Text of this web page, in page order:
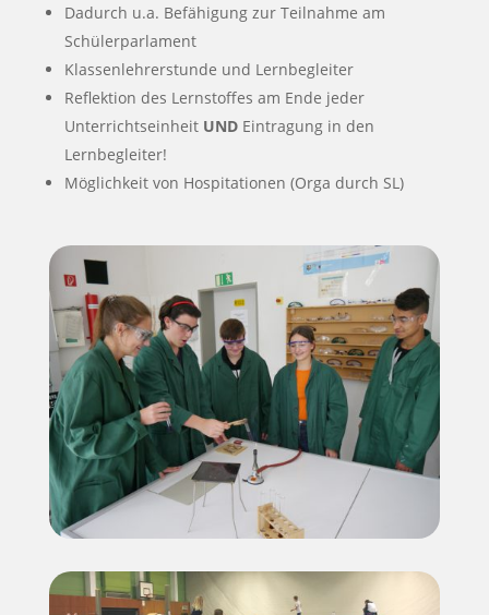
Dadurch u.a. Befähigung zur Teilnahme am
Schülerparlament
Klassenlehrerstunde und Lernbegleiter
Reflektion des Lernstoffes am Ende jeder
Unterrichtseinheit UNDEintragung in den
Lernbegleiter!
Möglichkeit von Hospitationen (Orga durch SL)